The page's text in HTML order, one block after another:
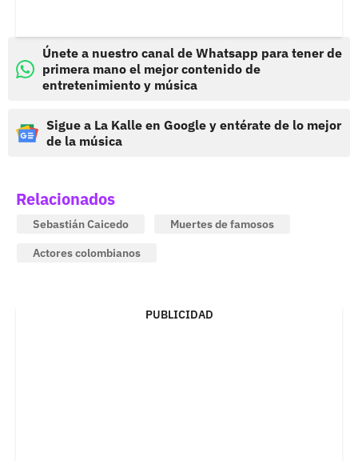
Únete a nuestro canal de Whatsapp para tener de
primera mano el mejor contenido de
entretenimiento y música
Sigue a La Kalle en Google y entérate de lo mejor
de la música
Relacionados
Sebastián Caicedo
Muertes de famosos
Actores colombianos
PUBLICIDAD